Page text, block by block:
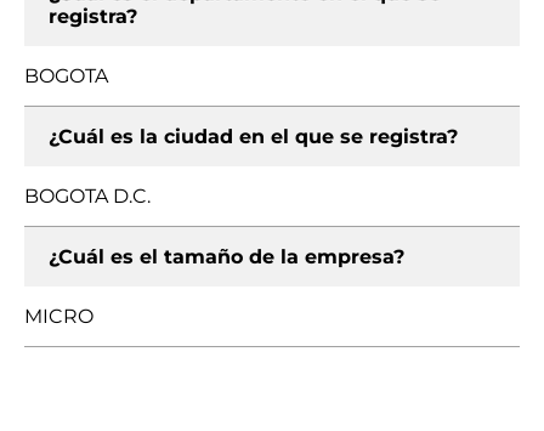
registra?
BOGOTA
¿Cuál es la ciudad en el que se registra?
BOGOTA D.C.
¿Cuál es el tamaño de la empresa?
MICRO